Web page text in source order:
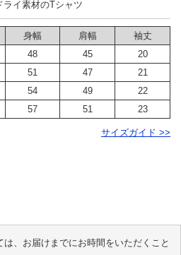
ライ素材のTシャツ
身幅 肩幅
袖丈
48 45
20
51 47
21
54 49
22
57 51 23
サイズガイド >>
、お届けまでにお時間をいただくこと